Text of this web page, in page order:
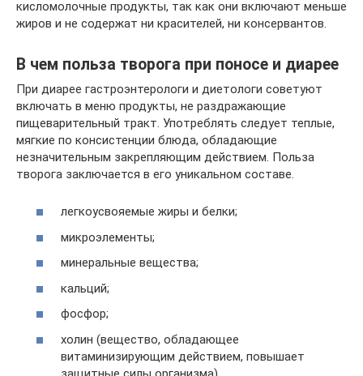
кисломолочные продукты, так как они включают меньше
жиров и не содержат ни красителей, ни консервантов.
В чем польза творога при поносе и диарее
При диарее гастроэнтерологи и диетологи советуют
включать в меню продукты, не раздражающие
пищеварительный тракт. Употреблять следует теплые,
мягкие по консистенции блюда, обладающие
незначительным закрепляющим действием. Польза
творога заключается в его уникальном составе.
легкоусвояемые жиры и белки;
микроэлементы;
минеральные вещества;
кальций;
фосфор;
холин (вещество, обладающее
витаминизирующим действием, повышает